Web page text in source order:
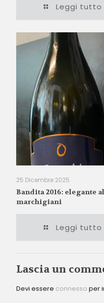
Leggi tutto
25 Dicembre 2025
Bandita 2016: elegante
marchigiani
Leggi tutto
Lascia un
Devi essere connesso per